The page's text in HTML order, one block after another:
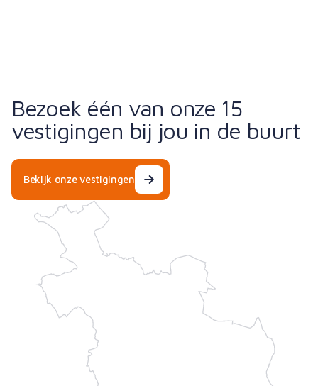
Bezoek één van onze 15
vestigingen bij jou in de buurt
Bekijk onze vestigingen